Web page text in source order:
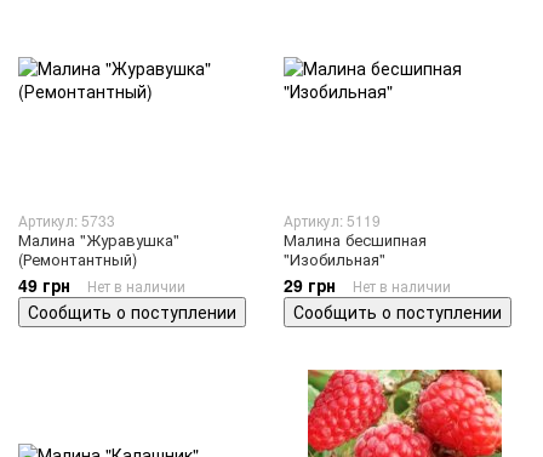
Артикул: 5733
Малина "Журавушка"
(Ремонтантный)
49 грн Нет в наличии
Сообщить о поступлении
Артикул: 5119
Малина бесшипная
"Изобильная"
29 грн Нет в наличии
Сообщить о поступлении